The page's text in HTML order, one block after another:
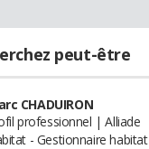
peut-être
CHADUIRON
professionnel | Alliade
- Gestionnaire habitat